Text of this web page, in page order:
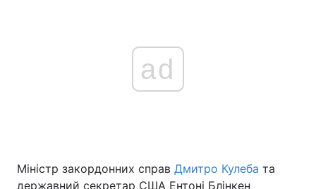
ad
Міністр закордонних справ Дмитро Кулеба та
державний секретар США Ентоні Блінкен